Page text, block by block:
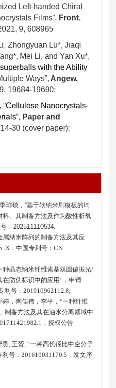
Left-handed Chiral
Films”, Front.
9, 608965
Zhongyuan Lu*, Jiaqi
Mei Li, and Yan Xu*,
with the Ability
Ways”, Angew.
19684-19690;
“Cellulose Nanocrystals-
”, Paper and
30 (cover paper);
珎琰，“基于软纳米刷模板的均
、其制备方法及作为酸性析氧
：202511110534.
属纳米阵列的制备方法及其应
.X，中国专利号：CN
种晶态纳米纤维素基双圆偏振光/
防伪标识中的应用” ，申请
利号： 201910962112.8;
，陶佳伟，李平，“一种纤维
制备方法及其在油水分离领域中
，授权公告
贵, 王贇, “一种高长径比中空分子
号： 201610031170.5 ，发文序